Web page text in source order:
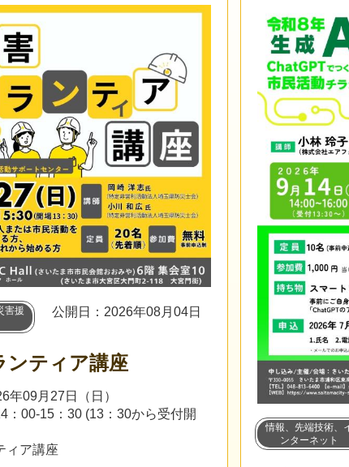
害援
公開日：2026年08月04日
ンティア講座
年09月27日（日）
：00-15：30 (13：30から受付開
ィア講座
情報、先端技術、
ンターネット